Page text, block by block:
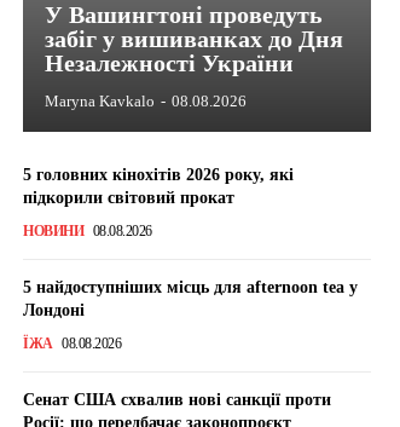
У Вашингтоні проведуть
забіг у вишиванках до Дня
Незалежності України
Maryna Kavkalo - 08.08.2026
5 головних кінохітів 2026 року, які
підкорили світовий прокат
НОВИНИ 08.08.2026
5 найдоступніших місць для afternoon tea у
Лондоні
ЇЖА 08.08.2026
Сенат США схвалив нові санкції проти
Росії: що передбачає законопроєкт